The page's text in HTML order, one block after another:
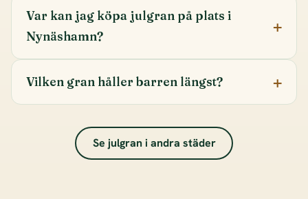
Var kan jag köpa julgran på plats i
Nynäshamn?
Vilken gran håller barren längst?
Se julgran i andra städer